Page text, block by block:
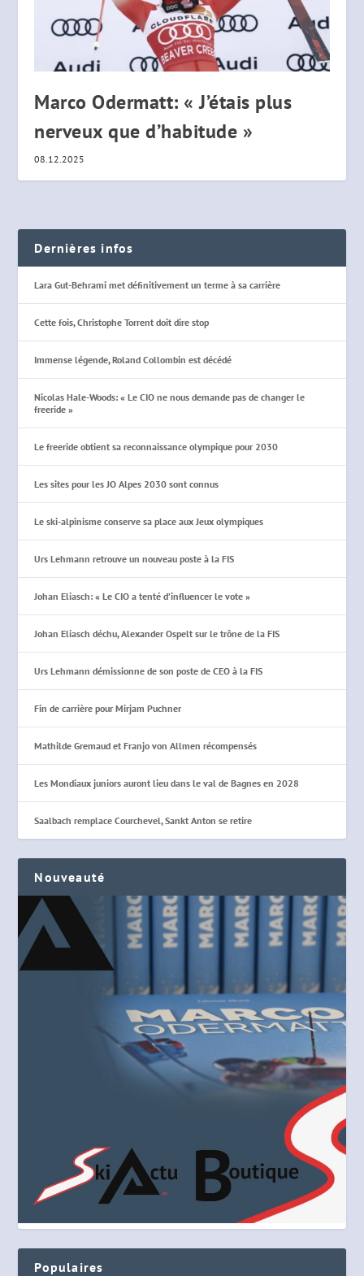
Marco Odermatt: « J’étais plus
nerveux que d’habitude »
08.12.2025
Dernières infos
Lara Gut-Behrami met définitivement un terme à sa carrière
Cette fois, Christophe Torrent doit dire stop
Immense légende, Roland Collombin est décédé
Nicolas Hale-Woods: « Le CIO ne nous demande pas de changer le
freeride »
Le freeride obtient sa reconnaissance olympique pour 2030
Les sites pour les JO Alpes 2030 sont connus
Le ski-alpinisme conserve sa place aux Jeux olympiques
Urs Lehmann retrouve un nouveau poste à la FIS
Johan Eliasch: « Le CIO a tenté d’influencer le vote »
Johan Eliasch déchu, Alexander Ospelt sur le trône de la FIS
Urs Lehmann démissionne de son poste de CEO à la FIS
Fin de carrière pour Mirjam Puchner
Mathilde Gremaud et Franjo von Allmen récompensés
Les Mondiaux juniors auront lieu dans le val de Bagnes en 2028
Saalbach remplace Courchevel, Sankt Anton se retire
Nouveauté
Populaires